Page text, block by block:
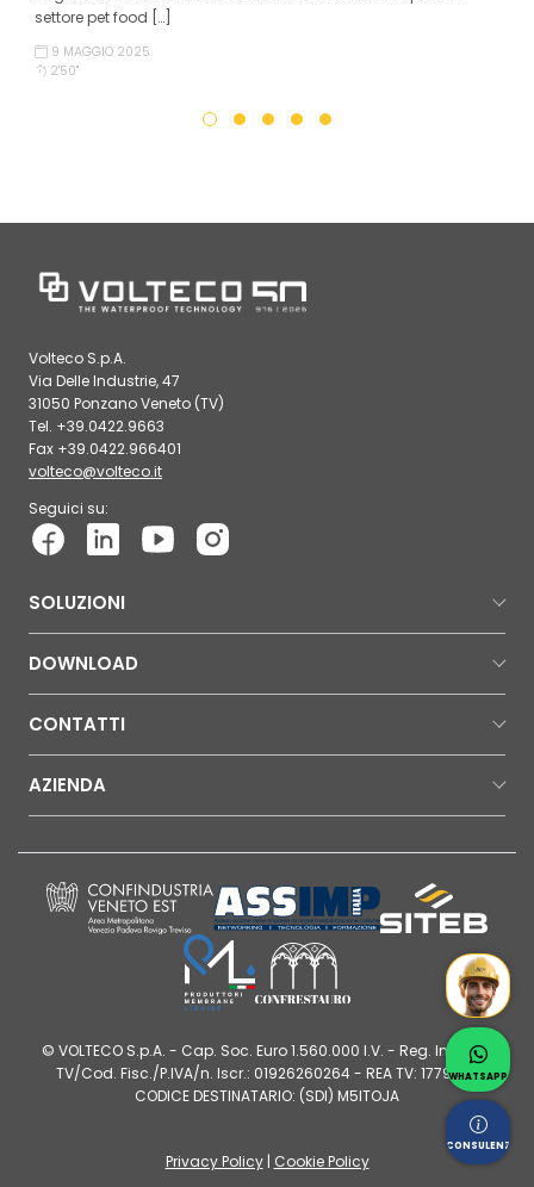
settore pet food […]
9 MAGGIO 2025
2'50''
Volteco S.p.A.
Via Delle Industrie, 47
31050 Ponzano Veneto (TV)
Tel. +39.0422.9663
Fax +39.0422.966401
volteco@volteco.it
Seguici su:
SOLUZIONI
DOWNLOAD
CONTATTI
AZIENDA
© VOLTECO S.p.A. - Cap. Soc. Euro 1.560.000 I.V. - Reg. Imprese
TV/Cod. Fisc./P.IVA/n. Iscr.: 01926260264 - REA TV: 177980 |
CODICE DESTINATARIO: (SDI) M5ITOJA
Privacy Policy| Cookie Policy
Mr
WHATSAPP
Chiedi
CONSULENZA